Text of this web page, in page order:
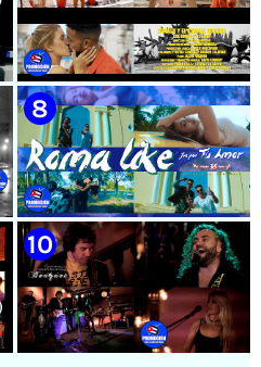
🔴 Osmani García & Varios
Artistas | ¨Chupi Chupi¨ |
Director: Joel Guilian |
Videoclip | Música Urbana
Cubana | Artistas Cubanos |
Canción | CUBA
🟡 Ronald & El Karnal de Cuba
- ¨Que bonito es el amor¨ 📺
Videoclip - 🎬 Director: Andros
Barroso
🟡 Roma Like - ¨Fue por tu
amor¨ 📺 Videoclip - 🎬
Director: HE Marrero